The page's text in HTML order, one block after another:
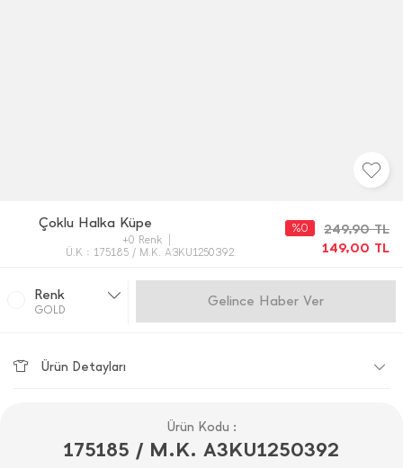
Çoklu Halka Küpe
+0 Renk
Ü.K : 175185 / M.K. A3KU1250392
249,90TL
149,00 TL
%0
Renk
GOLD
Gelince Haber Ver
Ürün Detayları
Ürün Kodu :
175185 / M.K. A3KU1250392